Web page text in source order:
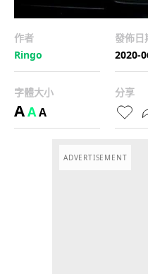
作者
Ringo
發佈日
2020-
字體大小
AAA
分享
ADVERTISEMENT